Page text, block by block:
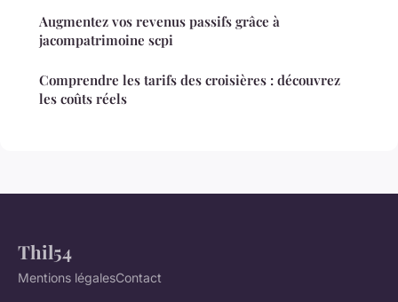
Augmentez vos revenus passifs grâce à
jacompatrimoine scpi
Comprendre les tarifs des croisières : découvrez
les coûts réels
Thil54
Mentions légalesContact